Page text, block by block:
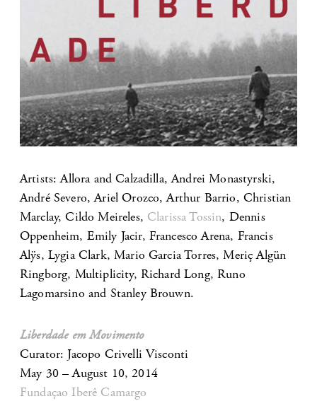
Artists: Allora and Calzadilla, Andrei Monastyrski,
André Severo, Ariel Orozco, Arthur Barrio, Christian
Marclay, Cildo Meireles, Clarissa Tossin, Dennis
Oppenheim, Emily Jacir, Francesco Arena, Francis
Alÿs, Lygia Clark, Mario Garcia Torres, Meriç Algün
Ringborg, Multiplicity, Richard Long, Runo
Lagomarsino and Stanley Brouwn.
Liberdade em Movimento
Curator: Jacopo Crivelli Visconti
May 30 – August 10, 2014
Fundaçao Iberê Camargo